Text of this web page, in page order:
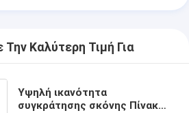
Καλύτερη Τιμή Για
Υψηλή ικανότητα
συγκράτησης σκόνης Πίνακα